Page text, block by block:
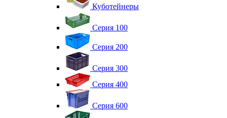
Куботейнеры
Серия 100
Серия 200
Серия 300
Серия 400
Серия 600